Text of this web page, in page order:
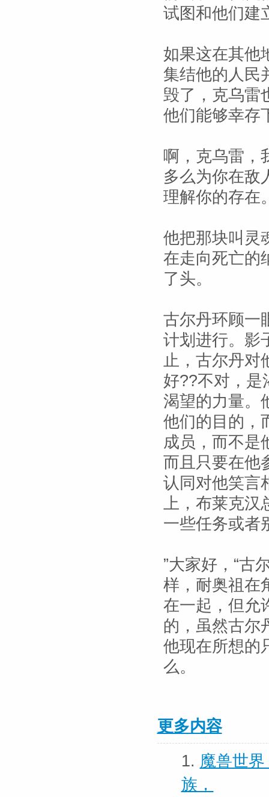
试图和他们建
如果这在其他
集结他的人民
毁了，克乌雷
他们能够幸存
啊，克乌雷，
多么为你在敌
理解你的存在
他把那块叫灵
在走向死亡的
了头。
古尔丹环顾一
计划进行。影
止，古尔丹对
好??不对，是
渴望的力量。
他们的目的，
成员，而不是
而且只要在他
认同对他笑言
上，布莱克汉
一些任务或者
”大家好，“古
样，耐奥祖在
在一起，但允
的，虽然古尔
他现在所想的
么。
更多内容
1. 魔兽世
族，